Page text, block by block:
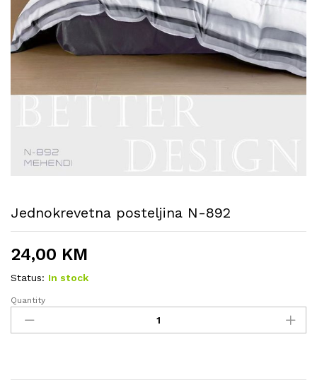
Jednokrevetna posteljina N-892
24,00 KM
Status: In stock
Jednokrevetna
posteljina
N-
Quantity